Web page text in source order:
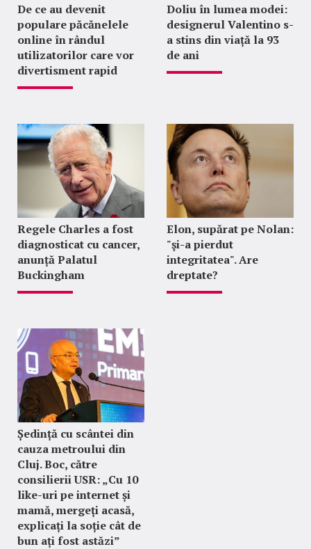
De ce au devenit
populare păcănelele
online în rândul
utilizatorilor care vor
divertisment rapid
Doliu în lumea modei:
designerul Valentino s-
a stins din viață la 93
de ani
Regele Charles a fost
diagnosticat cu cancer,
anunță Palatul
Buckingham
Elon, supărat pe Nolan:
"şi-a pierdut
integritatea". Are
dreptate?
Ședință cu scântei din
cauza metroului din
Cluj. Boc, către
consilierii USR: „Cu 10
like-uri pe internet și
mamă, mergeți acasă,
explicați la soție cât de
bun ați fost astăzi”